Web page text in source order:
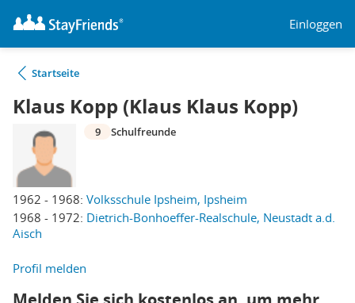
Einloggen
Startseite
Klaus Kopp (Klaus Klaus Kopp)
1962 - 1968: Volksschule Ipsheim, Ipsheim
1968 - 1972: Dietrich-Bonhoeffer-Realschule, Neustadt a.d.
Aisch
9 Schulfreunde
Profil melden